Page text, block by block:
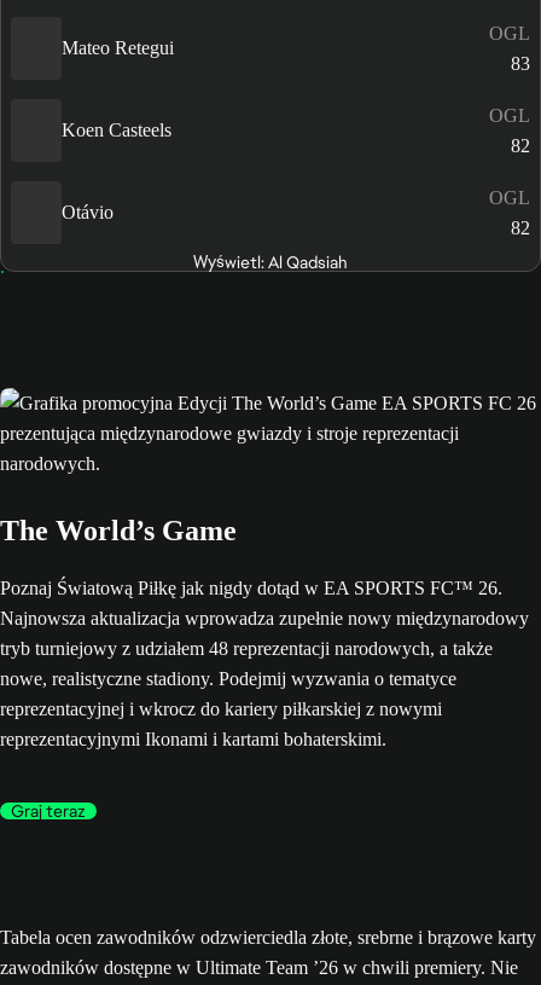
Mateo Retegui
OGL
83
Koen Casteels
OGL
82
Otávio
OGL
82
Wyświetl: Al Qadsiah
The World’s Game
Poznaj Światową Piłkę jak nigdy dotąd w EA SPORTS FC™ 26.
Najnowsza aktualizacja wprowadza zupełnie nowy międzynarodowy
tryb turniejowy z udziałem 48 reprezentacji narodowych, a także
nowe, realistyczne stadiony. Podejmij wyzwania o tematyce
reprezentacyjnej i wkrocz do kariery piłkarskiej z nowymi
reprezentacyjnymi Ikonami i kartami bohaterskimi.
Graj teraz
Tabela ocen zawodników odzwierciedla złote, srebrne i brązowe karty
zawodników dostępne w Ultimate Team ’26 w chwili premiery. Nie